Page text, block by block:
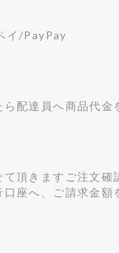
イ/PayPay
配達員へ商品代金
頂きますご注文確
座へ、ご請求金額